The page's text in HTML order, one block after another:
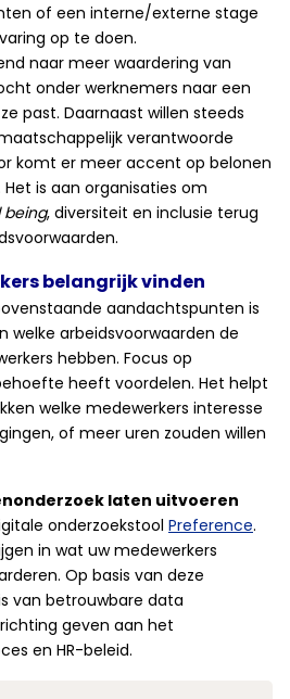
of een interne/externe stage
op te doen.
naar meer waardering van
onder werknemers naar een
past. Daarnaast willen steeds
verantwoorde
komt er meer accent op belonen
is aan organisaties om
being, diversiteit en inclusie terug
belangrijk vinden
aandachtspunten is
welke arbeidsvoorwaarden de
hebben. Focus op
heeft voordelen. Het helpt
welke medewerkers interesse
of meer uren zouden willen
laten uitvoeren
onderzoekstool Preference.
in wat uw medewerkers
Op basis van deze
van betrouwbare data
geven aan het
en HR-beleid.